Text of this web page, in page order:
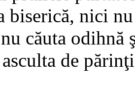
biserică, nici
căuta odihnă
de